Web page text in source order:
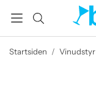
Startsiden / Vinudstyr